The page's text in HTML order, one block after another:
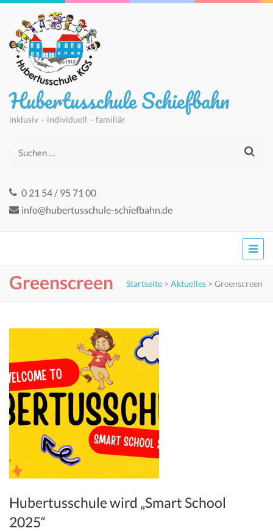
Hubertusschule Schiefbahn
inklusiv – individuell – familiär
Suchen
0 21 54 / 95 71 00
info@hubertusschule-schiefbahn.de
Greenscreen Startseite > Aktuelles > Greenscreen
Hubertusschule wird „Smart School
2025“